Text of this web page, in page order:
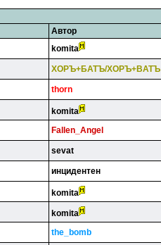
Автор
komita
XOPЪ+БATЪ/XOPЪ+BATЪ
thorn
komita
Fallen_Angel
sevat
инцидeнтeн
komita
komita
the_bomb